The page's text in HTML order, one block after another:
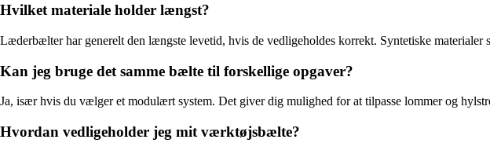
Hvilket materiale holder længst?
Læderbælter har generelt den længste levetid, hvis de vedligeholdes korrekt. Syntetiske
Kan jeg bruge det samme bælte til forskellige opgaver?
Ja, især hvis du vælger et modulært system. Det giver dig mulighed for at tilpasse lommer og
Hvordan vedligeholder jeg mit værktøjsbælte?